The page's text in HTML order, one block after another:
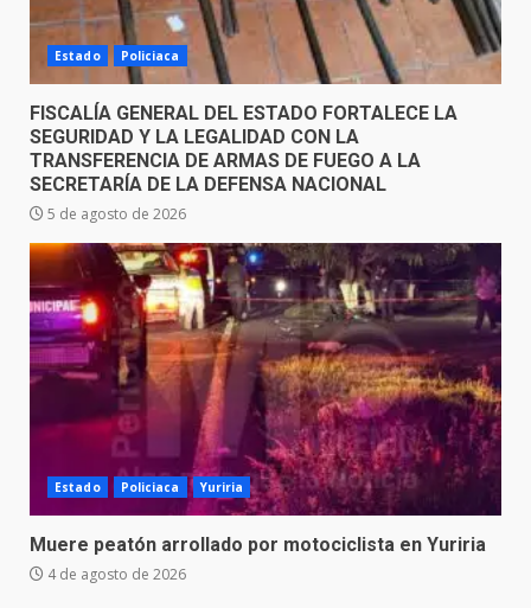
Estado Policiaca
FISCALÍA GENERAL DEL ESTADO FORTALECE LA
SEGURIDAD Y LA LEGALIDAD CON LA
TRANSFERENCIA DE ARMAS DE FUEGO A LA
SECRETARÍA DE LA DEFENSA NACIONAL
5 de agosto de 2026
Estado Policiaca Yuriria
Muere peatón arrollado por motociclista en Yuriria
4 de agosto de 2026